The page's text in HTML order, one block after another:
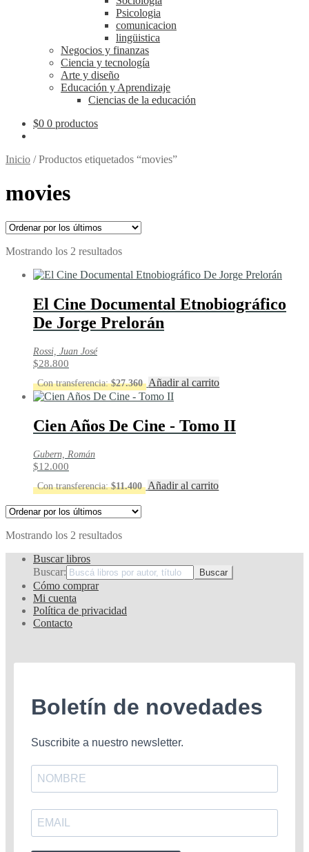
Psicologia
comunicacion
lingüistica
Negocios y finanzas
Ciencia y tecnología
Arte y diseño
Educación y Aprendizaje
Ciencias de la educación
$0 0 productos
Inicio /Productos etiquetados “movies”
movies
Mostrando los 2 resultadosOrdenado
los
El Cine Documental Etnobiográfico
De Jorge Prelorán
Rossi, Juan José
$28.800
Con transferencia:$27.360 Añadir al carrito
Cien Años De Cine - Tomo II
Gubern, Román
$12.000
Con transferencia:$11.400 Añadir al carrito
Mostrando los 2 resultadosOrdenado
últimos
Buscar libros
Buscar:
Cómo comprar
Mi cuenta
Política de privacidad
Contacto
Boletín de novedades
Suscribite a nuestro newsletter.